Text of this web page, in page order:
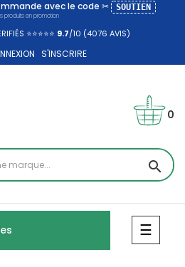
avec le code ✂ SOUTIEN
produits en promotion
⭐⭐⭐⭐⭐ 9.7/10 (4076 AVIS)
S'INSCRIRE
search
0
☰